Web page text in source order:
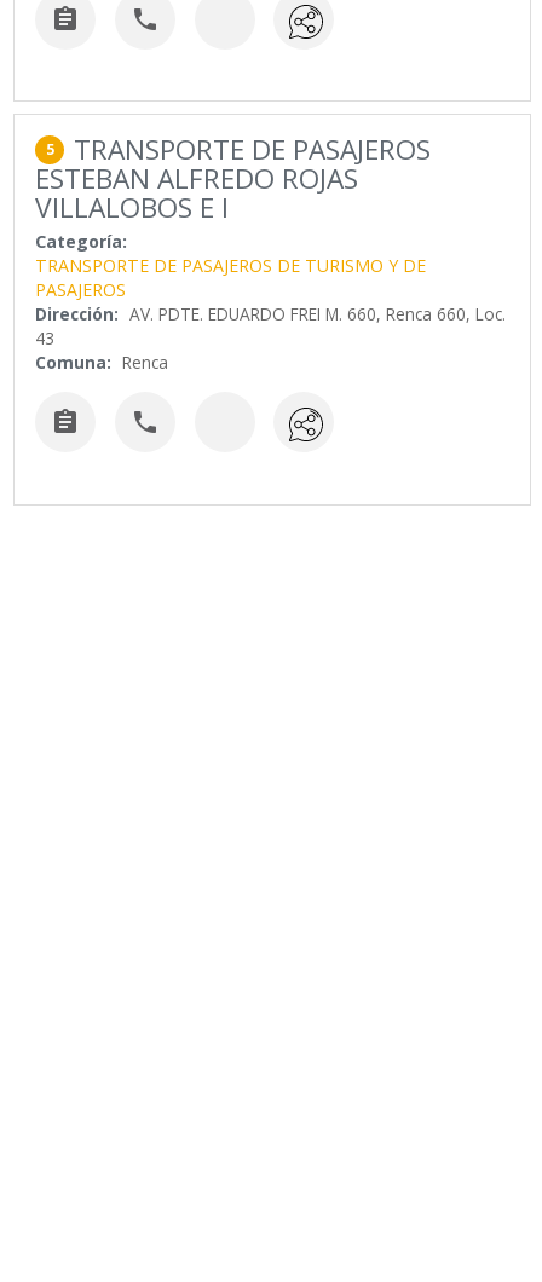
 
5 TRANSPORTE DE PASAJEROS
ESTEBAN ALFREDO ROJAS
VILLALOBOS E I
Categoría:
TRANSPORTE DE PASAJEROS DE TURISMO Y DE
PASAJEROS
Dirección: AV. PDTE. EDUARDO FREI M. 660, Renca 660, Loc.
43
Comuna: Renca
 